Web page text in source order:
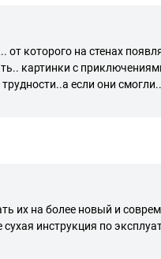
которого на стенах
картинки с
если они
их на более новый и
инструкция по